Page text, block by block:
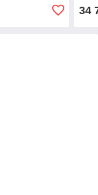
34